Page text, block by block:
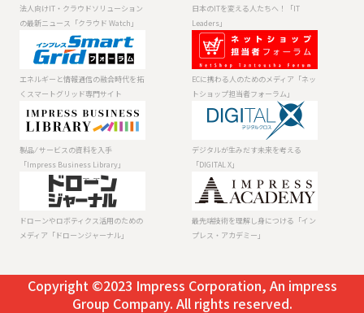
ションの最新ニ
ュース「クラウ
「IT Leaders」
エネルギーと情
報通信の融合時
代を拓くスマー
トグリッド専門
ECに携わる人の
ためのメディア
「ネットショッ
プ担当者フォー
製品 ⁄ サービスの
資料を入手
「Impress
Business
Library」
デジタルが生み
だす未来を考え
る「DIGITAL X」
ドローンやロボ
ティクス活用の
ためのメディア
「ドローンジャ
最先端技術を理
解し身につける
「インプレス・
アカデミー」
法人向けIT・クラウドソリューション
の最新ニュース「クラウド Watch」
日本のITを変える人たちへ！「IT
Leaders」
エネルギーと情報通信の融合時代を拓
くスマートグリッド専門サイト
ECに携わる人のためのメディア「ネッ
トショップ担当者フォーラム」
製品 ⁄ サービスの資料を入手
「Impress Business Library」
デジタルが生みだす未来を考える
「DIGITAL X」
ドローンやロボティクス活用のための
メディア「ドローンジャーナル」
最先端技術を理解し身につける「イン
プレス・アカデミー」
Copyright ©2023 Impress Corporation, An impress
Group Company. All rights reserved.